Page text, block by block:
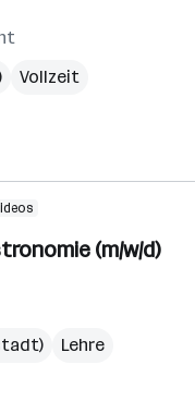
Vollzeit
(m/w/d)
Lehre